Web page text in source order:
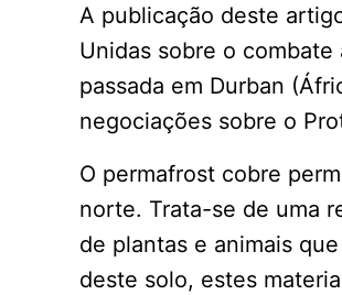
A publicação deste
Unidas sobre o
passada em Durban
negociações sobre o
O permafrost cobre
norte. Trata-se de uma
de plantas e animais
deste solo, estes